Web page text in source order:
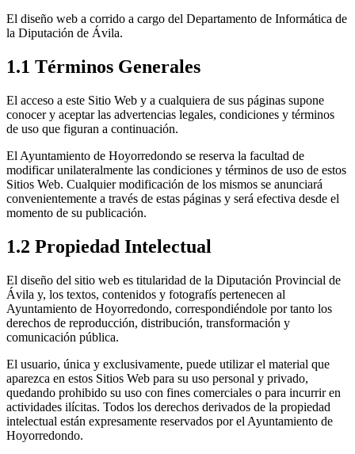
El diseño web a corrido a cargo del Departamento de Informática de
la Diputación de Ávila.
1.1 Términos Generales
El acceso a este Sitio Web y a cualquiera de sus páginas supone
conocer y aceptar las advertencias legales, condiciones y términos
de uso que figuran a continuación.
El Ayuntamiento de Hoyorredondo se reserva la facultad de
modificar unilateralmente las condiciones y términos de uso de estos
Sitios Web. Cualquier modificación de los mismos se anunciará
convenientemente a través de estas páginas y será efectiva desde el
momento de su publicación.
1.2 Propiedad Intelectual
El diseño del sitio web es titularidad de la Diputación Provincial de
Ávila y, los textos, contenidos y fotografís pertenecen al
Ayuntamiento de Hoyorredondo, correspondiéndole por tanto los
derechos de reproducción, distribución, transformación y
comunicación pública.
El usuario, única y exclusivamente, puede utilizar el material que
aparezca en estos Sitios Web para su uso personal y privado,
quedando prohibido su uso con fines comerciales o para incurrir en
actividades ilícitas. Todos los derechos derivados de la propiedad
intelectual están expresamente reservados por el Ayuntamiento de
Hoyorredondo.